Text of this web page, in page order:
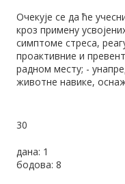
Очекује се да ће
кроз примену
симптоме стреса,
проактивние и
радном месту; -
животне навике,
30
дана: 1
бодова: 8